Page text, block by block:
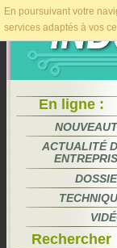
En poursuivant votre
services adaptés à vos
En ligne :
ACTUALITÉ
Rechercher